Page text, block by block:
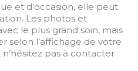
et d’occasion, elle peut
Les photos et
le plus grand soin, mais
selon l’affichage de votre
pas à contacter